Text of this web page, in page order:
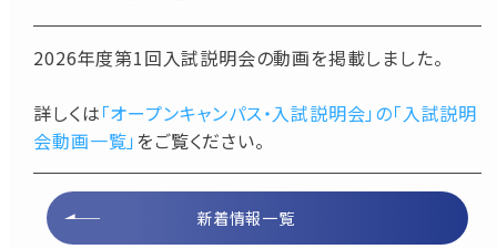
2026年度第1回入試説明会の動画を掲載しました。
詳しくは「オープンキャンパス・入試説明会」の「入試説明
会動画一覧」 をご覧ください。
新着情報一覧